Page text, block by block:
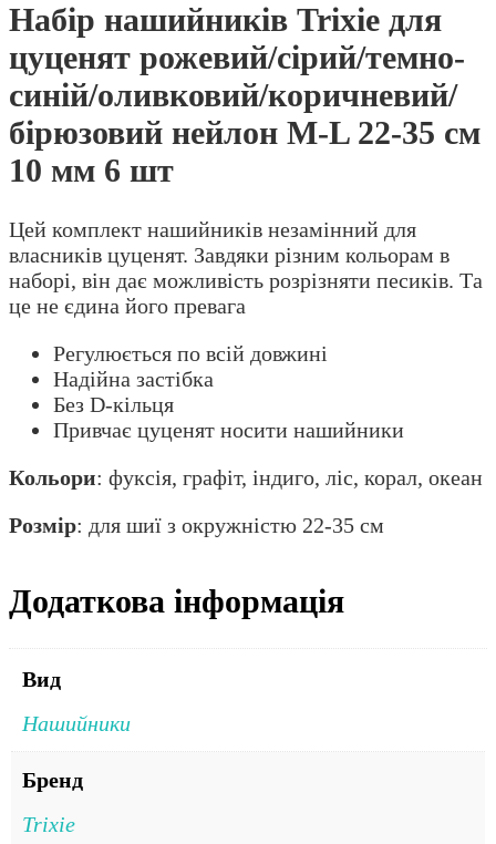
M-
22-
35
см
10
мм
шт
кількість
Набір нашийників Trixie для
цуценят рожевий/сірий/темно-
синій/оливковий/коричневий/
бірюзовий нейлон M-L 22-35 см
10 мм 6 шт
Цей комплект нашийників незамінний для
власників цуценят. Завдяки різним кольорам в
наборі, він дає можливість розрізняти песиків. Та
це не єдина його превага
Регулюється по всій довжині
Надійна застібка
Без D-кільця
Привчає цуценят носити нашийники
Кольори: фуксія, графіт, індиго, ліс, корал, океан
Розмір: для шиї з окружністю 22-35 см
Додаткова інформація
Вид
Нашийники
Бренд
Trixie